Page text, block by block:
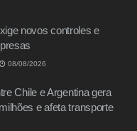
novos controles e
08/08/2026
Chile e Argentina gera
e afeta transporte